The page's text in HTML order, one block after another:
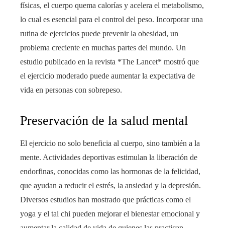
físicas, el cuerpo quema calorías y acelera el metabolismo,
lo cual es esencial para el control del peso. Incorporar una
rutina de ejercicios puede prevenir la obesidad, un
problema creciente en muchas partes del mundo. Un
estudio publicado en la revista *The Lancet* mostró que
el ejercicio moderado puede aumentar la expectativa de
vida en personas con sobrepeso.
Preservación de la salud mental
El ejercicio no solo beneficia al cuerpo, sino también a la
mente. Actividades deportivas estimulan la liberación de
endorfinas, conocidas como las hormonas de la felicidad,
que ayudan a reducir el estrés, la ansiedad y la depresión.
Diversos estudios han mostrado que prácticas como el
yoga y el tai chi pueden mejorar el bienestar emocional y